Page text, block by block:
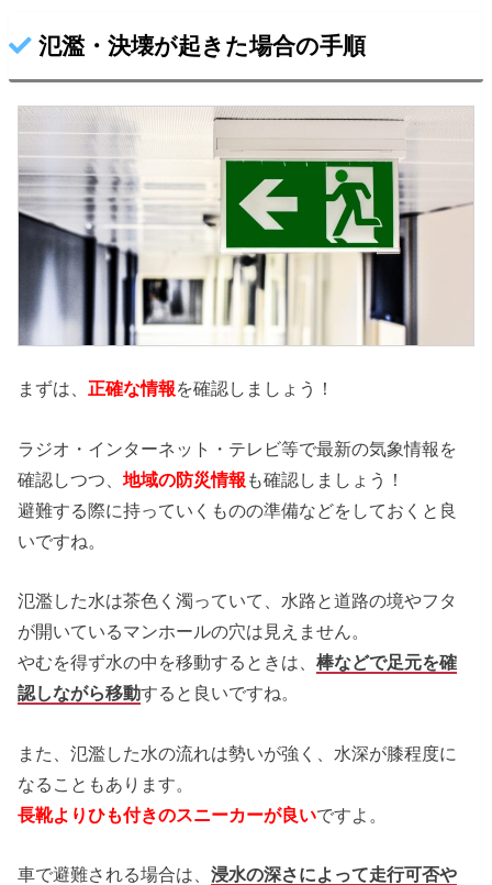
氾濫・決壊が起きた場合の手順
まずは、 正確な情報を確認しましょう！
ラジオ・インターネット・テレビ等で最新の気象情報を
確認しつつ、地域の防災情報 も確認しましょう！
避難する際に持っていくものの準備などをしておくと良
いですね。
氾濫した水は茶色く濁っていて、水路と道路の境やフタ
が開いているマンホールの穴は見えません。
やむを得ず水の中を移動するときは、棒などで足元を確
認しながら移動すると良いですね。
また、氾濫した水の流れは勢いが強く、水深が膝程度に
なることもあります。
長靴よりひも付きのスニーカーが良いですよ。
車で避難される場合は、浸水の深さによって走行可否や